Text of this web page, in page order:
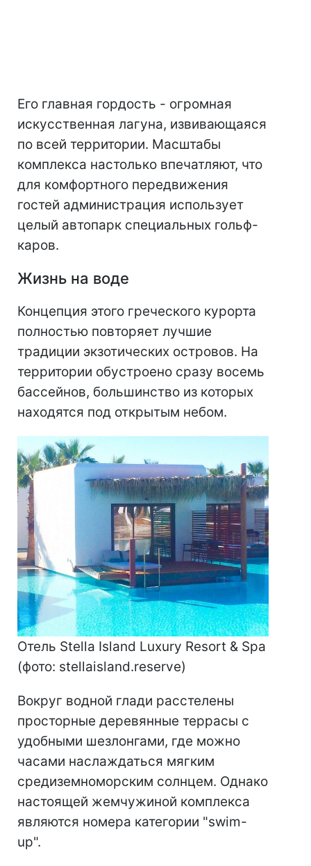
Его главная гордость - огромная
искусственная лагуна, извивающаяся
по всей территории. Масштабы
комплекса настолько впечатляют, что
для комфортного передвижения
гостей администрация использует
целый автопарк специальных гольф-
каров.
Жизнь на воде
Концепция этого греческого курорта
полностью повторяет лучшие
традиции экзотических островов. На
территории обустроено сразу восемь
бассейнов, большинство из которых
находятся под открытым небом.
Отель Stella Island Luxury Resort & Spa
(фото: stellaisland.reserve)
Вокруг водной глади расстелены
просторные деревянные террасы с
удобными шезлонгами, где можно
часами наслаждаться мягким
средиземноморским солнцем. Однако
настоящей жемчужиной комплекса
являются номера категории "swim-
up".